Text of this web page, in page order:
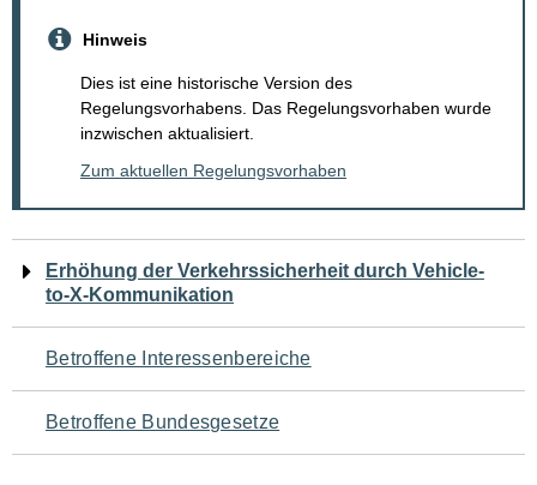
Hinweis
Dies ist eine historische Version des
Regelungsvorhabens. Das Regelungsvorhaben wurde
inzwischen aktualisiert.
Zum aktuellen Regelungsvorhaben
Navigation
für
den
Seiteninhalt
Erhöhung der Verkehrssicherheit durch Vehicle-
to-X-Kommunikation
Betroffene Interessenbereiche
Betroffene Bundesgesetze